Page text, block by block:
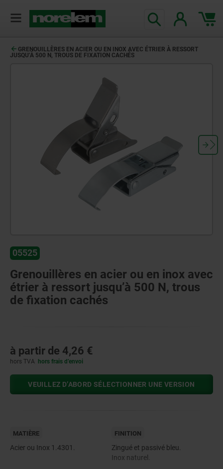
GRENOUILLÈRES EN ACIER OU EN INOX AVEC ÉTRIER À RESSORT
JUSQU’À 500 N, TROUS DE FIXATION CACHÉS
05525
Grenouillères en acier ou en inox avec
étrier à ressort jusqu’à 500 N, trous
de fixation cachés
à partir de 4,26 €
hors TVA hors frais d’envoi
VEUILLEZ D’ABORD SÉLECTIONNER UNE VERSION
MATIÈRE
Acier ou Inox 1.4301.
FINITION
Zingué et passivé bleu.
Inox naturel.